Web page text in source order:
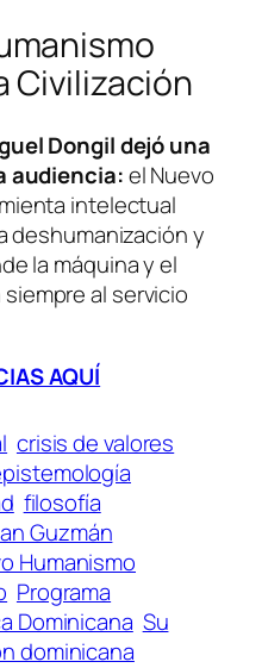
Civilización
Dongil dejó una
audiencia:el Nuevo
intelectual
deshumanización y
la máquina y el
al servicio
AQUÍ
crisis de valores
filosofía
Guzmán
Humanismo
Programa
Dominicana Su
dominicana